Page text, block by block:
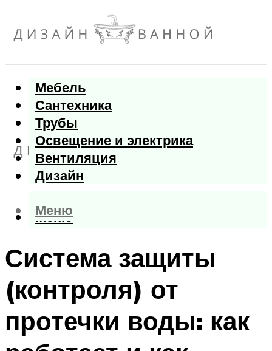
Мебель
Сантехника
Трубы
Освещение и электрика
Вентиляция
Дизайн
Меню
Меню
Система защиты
(контроля) от
протечки воды: как